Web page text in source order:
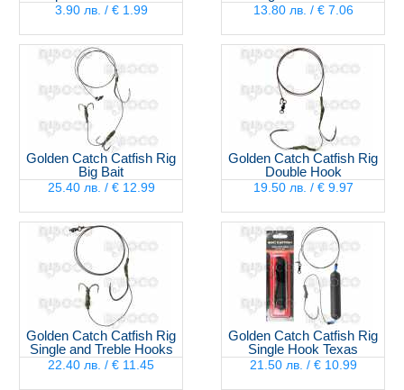
3.90 лв. / € 1.99 13.80 лв. / € 7.06
Golden Catch Catfish Rig
Big Bait
25.40 лв. / € 12.99
Golden Catch Catfish Rig
Double Hook
19.50 лв. / € 9.97
Golden Catch Catfish Rig
Single and Treble Hooks
22.40 лв. / € 11.45
Golden Catch Catfish Rig
Single Hook Texas
21.50 лв. / € 10.99